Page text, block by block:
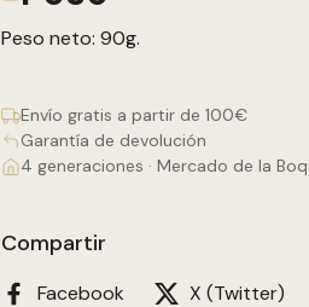
Peso neto: 90g.
Envío gratis a partir de 100€
Garantía de devolución
4 generaciones · Mercado de la
Compartir
Facebook X (Twitter)